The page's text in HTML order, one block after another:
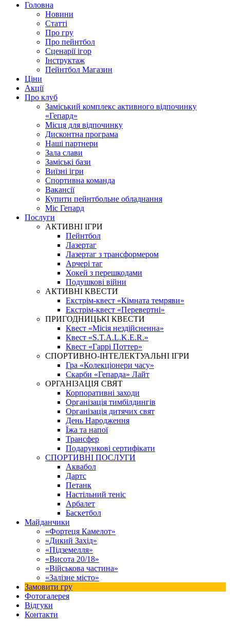
Головна
Новини
Статті
Про гру
Про пейнтбол
Сценарії ігор
Інструктаж
Пейнтбол Магазин
Ціни
Акції
Про клуб
Заміський комплекс активного відпочинку
«Гепард»
Місця для відпочинку
Дисконтна програма
Наші партнери
Зала слави
Заміські бази
Виїзні ігри
Спортивна команда
Вакансії
Купити пейнтбольне обладнання
Міс Гепард
Послуги
АКТИВНІ ІГРИ
Пейнтбол
Лазертаг
Лазертаг з трансформером
Арчері таг
Хокей з перешкодами
Подушкові війни
АКТИВНІ КВЕСТИ
Екстрім-квест «Кімната темряви»
Екстрім-квест «Перевертні»
ПРИГОДНИЦЬКІ КВЕСТИ
Квест «Місія нездійсненна»
Квест «S.T.A.L.K.E.R.»
Квест «Гаррі Поттер»
СПОРТИВНО-ІНТЕЛЕКТУАЛЬНІ ІГРИ
Гра «Колекціонери часу»
Скарби «Гепарда» Лайт
ОРГАНІЗАЦІЯ СВЯТ
Корпоративні заходи
Організація тимбілдингів
Організація дитячих свят
День Народження
Їжа та напої
Трансфер
Подарункові сертифікати
СПОРТИВНІ ПОСЛУГИ
Аквабол
Дартс
Петанк
Настільний теніс
Арбалет
Баскетбол
Майданчики
«Фортеця Камелот»
«Дикий Захід»
«Підземелля»
«Висота 20/18»
«Військова частина»
«Залізне місто»
Замовити гру
Фотогалерея
Відгуки
Контакти